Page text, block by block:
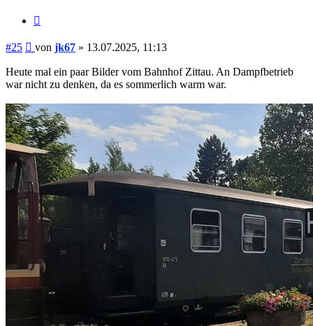
#25 Beitrag
von jk67 » 13.07.2025, 11:13
Heute mal ein paar Bilder vom Bahnhof Zittau. An Dampfbetrieb
war nicht zu denken, da es sommerlich warm war.